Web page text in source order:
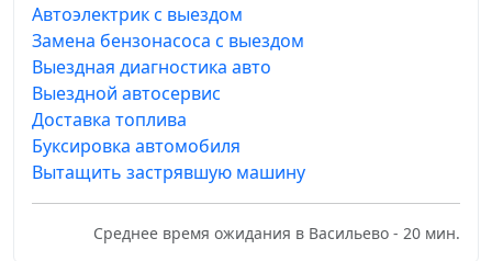
Автоэлектрик с выездом
Замена бензонасоса с выездом
Выездная диагностика авто
Выездной автосервис
Доставка топлива
Буксировка автомобиля
Вытащить застрявшую машину
Среднее время ожидания в Васильево - 20 мин.